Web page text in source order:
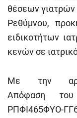
θέσεων γιατρών
Ρεθύμνου,
ειδικοτήτων
κενών σε
Με την
Απόφαση
ΡΠΦΙ465ΦΥΟ-